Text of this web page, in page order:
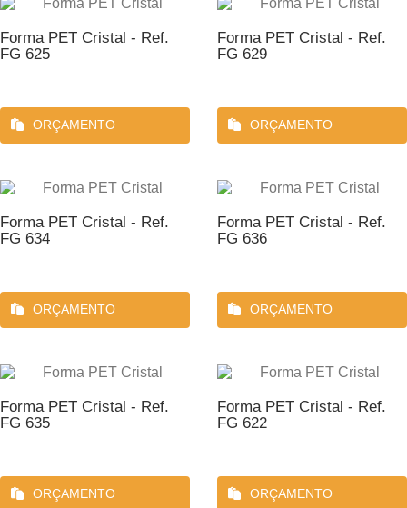
Forma PET Cristal - Ref.
FG 625
ORÇAMENTO
Forma PET Cristal - Ref.
FG 629
ORÇAMENTO
Forma PET Cristal - Ref.
FG 634
ORÇAMENTO
Forma PET Cristal - Ref.
FG 636
ORÇAMENTO
Forma PET Cristal - Ref.
FG 635
ORÇAMENTO
Forma PET Cristal - Ref.
FG 622
ORÇAMENTO